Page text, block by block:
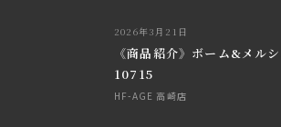
2026年3月21日
《商品紹介》ボーム&メル
10715
HF-AGE 高崎店